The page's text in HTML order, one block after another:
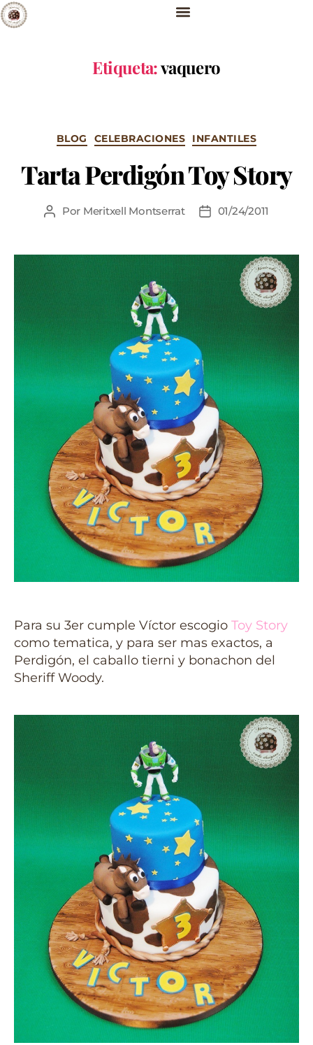
Etiqueta:vaquero
BLOG CELEBRACIONES INFANTILES
Tarta Perdigón Toy Story
Por Meritxell Montserrat 01/24/2011
Para su 3er cumple Víctor escogio Toy Story
como tematica, y para ser mas exactos, a
Perdigón, el caballo tierni y bonachon del
Sheriff Woody.